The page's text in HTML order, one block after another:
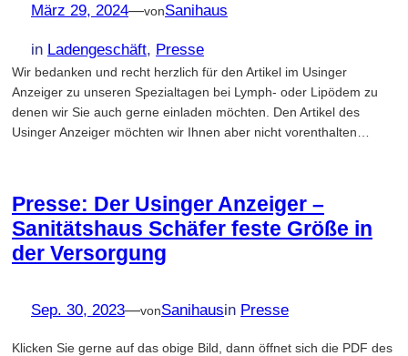
März 29, 2024—vonSanihaus
in Ladengeschäft, Presse
Wir bedanken und recht herzlich für den Artikel im Usinger
Anzeiger zu unseren Spezialtagen bei Lymph- oder Lipödem zu
denen wir Sie auch gerne einladen möchten. Den Artikel des
Usinger Anzeiger möchten wir Ihnen aber nicht vorenthalten…
Presse: Der Usinger Anzeiger –
Sanitätshaus Schäfer feste Größe in
der Versorgung
Sep. 30, 2023—vonSanihausin Presse
Klicken Sie gerne auf das obige Bild, dann öffnet sich die PDF des